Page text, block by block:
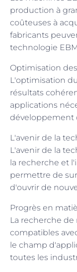
production à
coûteuses à
fabricants
technologie
Optimisation
L'optimisation
résultats
applications
développement
L'avenir de la
L'avenir de la
la recherche et
permettre de
d'ouvrir de
Progrès en
La recherche
compatibles
le champ
toutes les